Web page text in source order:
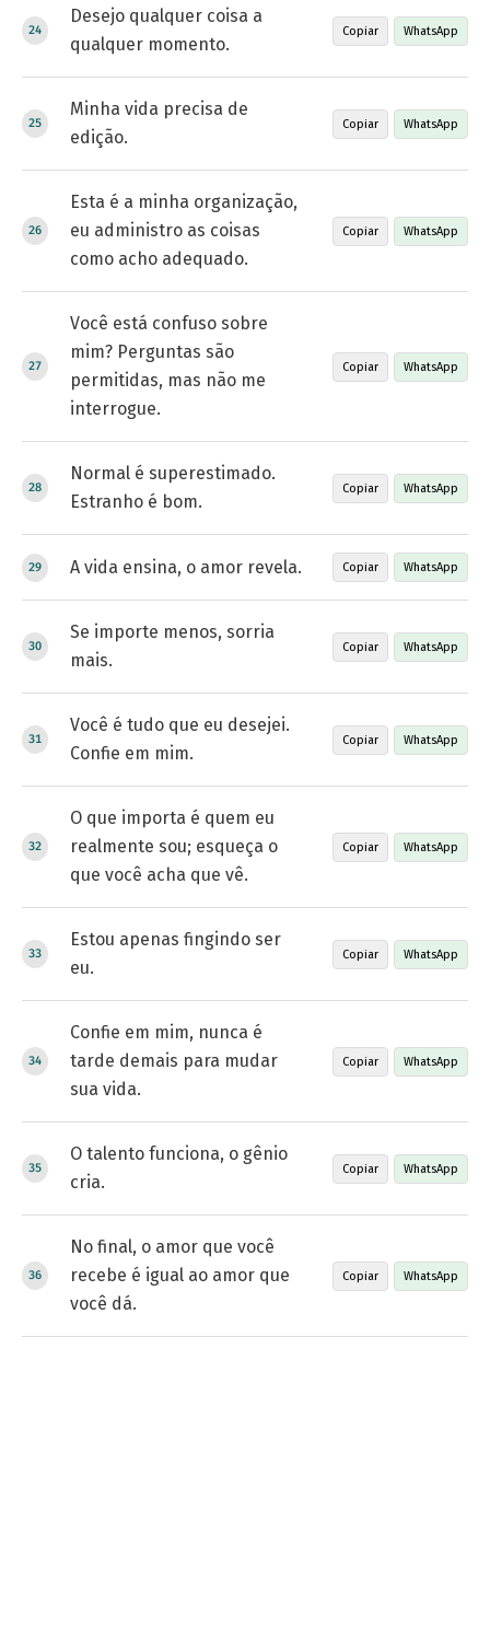
Desejo qualquer coisa a
qualquer momento.
Copiar WhatsApp
Minha vida precisa de
edição.
Copiar WhatsApp
Esta é a minha organização,
eu administro as coisas
como acho adequado.
Copiar WhatsApp
Você está confuso sobre
mim? Perguntas são
permitidas, mas não me
interrogue.
Copiar WhatsApp
Normal é superestimado.
Estranho é bom.
Copiar WhatsApp
A vida ensina, o amor revela. Copiar WhatsApp
Se importe menos, sorria
mais.
Copiar WhatsApp
Você é tudo que eu desejei.
Confie em mim.
Copiar WhatsApp
O que importa é quem eu
realmente sou; esqueça o
que você acha que vê.
Copiar WhatsApp
Estou apenas fingindo ser
eu.
Copiar WhatsApp
Confie em mim, nunca é
tarde demais para mudar
sua vida.
Copiar WhatsApp
O talento funciona, o gênio
cria.
Copiar WhatsApp
No final, o amor que você
recebe é igual ao amor que
você dá.
Copiar WhatsApp